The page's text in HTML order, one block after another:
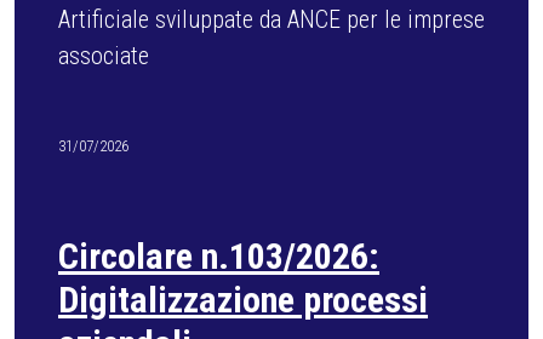
minime di installazione
29/07/2026
Circolare n.101/2026: Corsi
formazione sicurezza